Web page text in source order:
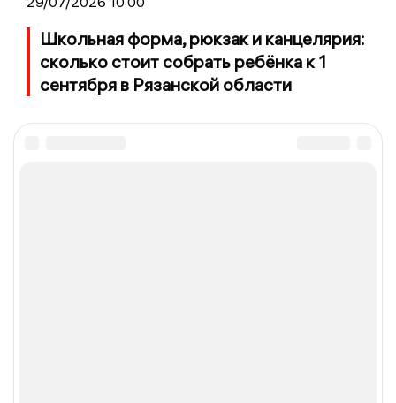
Школьная форма, рюкзак и канцелярия:
сколько стоит собрать ребёнка к 1
сентября в Рязанской области